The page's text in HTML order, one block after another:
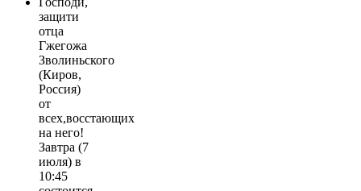
защити
отца
Гжегожа
Зволиньского
(Киров,
Россия)
от
всех,восстающих
на него!
Завтра (7
июля) в
10:45